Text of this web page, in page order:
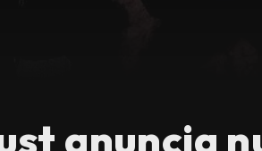
anuncia